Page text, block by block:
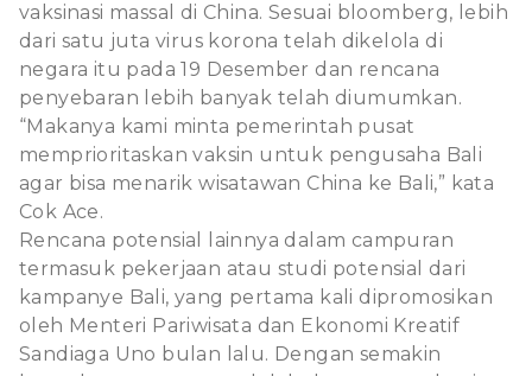
vaksinasi massal di China. Sesuai bloomberg, lebih
dari satu juta virus korona telah dikelola di
negara itu pada 19 Desember dan rencana
penyebaran lebih banyak telah diumumkan.
“Makanya kami minta pemerintah pusat
memprioritaskan vaksin untuk pengusaha Bali
agar bisa menarik wisatawan China ke Bali,” kata
Cok Ace.
Rencana potensial lainnya dalam campuran
termasuk pekerjaan atau studi potensial dari
kampanye Bali, yang pertama kali dipromosikan
oleh Menteri Pariwisata dan Ekonomi Kreatif
Sandiaga Uno bulan lalu. Dengan semakin